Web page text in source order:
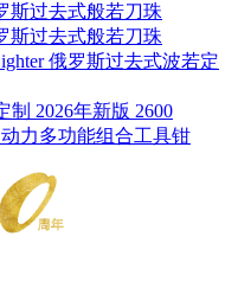
斯过去式般若刀珠
斯过去式般若刀珠
俄罗斯过去式波若定
制 2026年新版 2600
力多功能组合工具钳